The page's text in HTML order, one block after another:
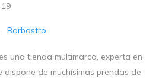
Barbastro
una tienda multimarca, experta en
de muchísimas prendas de